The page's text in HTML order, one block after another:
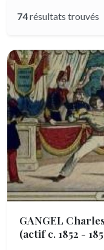
74résultats trouvés
GANGEL
(actif c. 1852 -